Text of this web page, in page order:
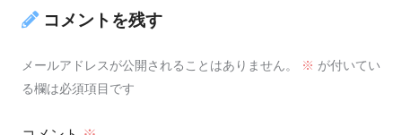
コメントを残す
メールアドレスが公開されることはありません。 ※ が付いてい
る欄は必須項目です